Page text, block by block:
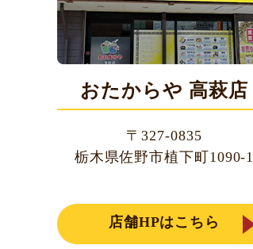
おたからや 高萩店
〒327-0835
栃木県佐野市植下町1090-1
店舗HPはこちら